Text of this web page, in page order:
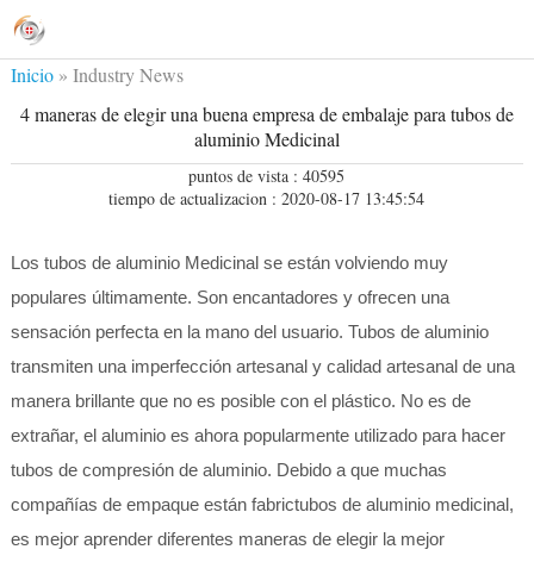
Inicio» Industry News
4 maneras de elegir una buena empresa de embalaje para tubos de
aluminio Medicinal
puntos de vista : 40595
tiempo de actualizacion : 2020-08-17 13:45:54
Los tubos de aluminio Medicinal se están volviendo muy
populares últimamente. Son encantadores y ofrecen una
sensación perfecta en la mano del usuario. Tubos de aluminio
transmiten una imperfección artesanal y calidad artesanal de una
manera brillante que no es posible con el plástico. No es de
extrañar, el aluminio es ahora popularmente utilizado para hacer
tubos de compresión de aluminio. Debido a que muchas
compañías de empaque están fabrictubos de aluminio medicinal,
es mejor aprender diferentes maneras de elegir la mejor